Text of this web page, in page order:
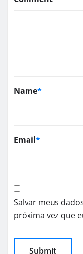
Name*
Email*
Salvar meus
próxima vez que